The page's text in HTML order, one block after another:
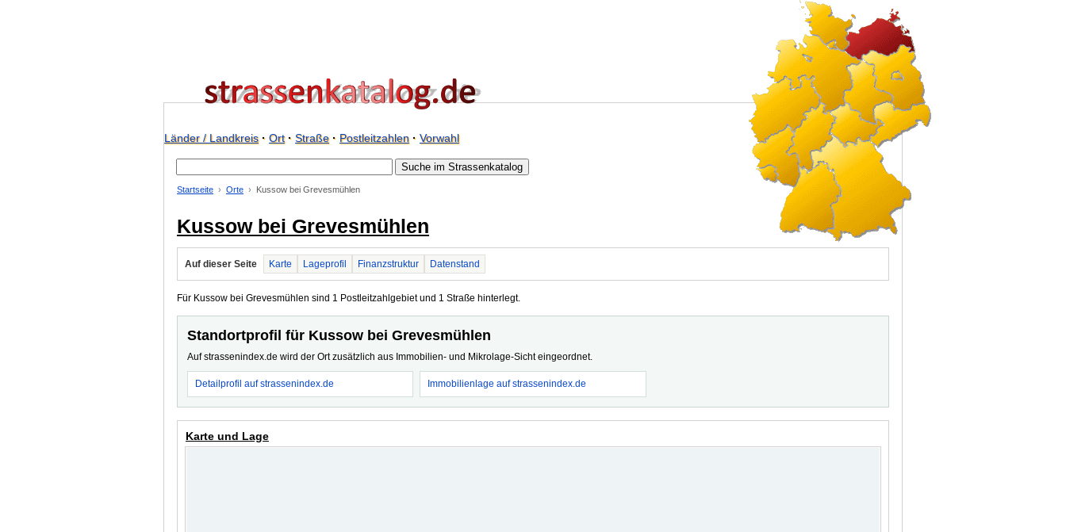
Länder / Landkreis· Ort· Straße· Postleitzahlen· Vorwahl
Startseite Orte Kussow bei Grevesmühlen
Kussow bei Grevesmühlen
Auf dieser Seite Karte Lageprofil Finanzstruktur Datenstand
Für Kussow bei Grevesmühlen sind 1 Postleitzahlgebiet und 1 Straße hinterlegt.
Standortprofil für Kussow bei Grevesmühlen
Auf strassenindex.de wird der Ort zusätzlich aus Immobilien- und Mikrolage-Sicht eingeordnet.
Detailprofil auf strassenindex.de Immobilienlage auf strassenindex.de
Karte und Lage